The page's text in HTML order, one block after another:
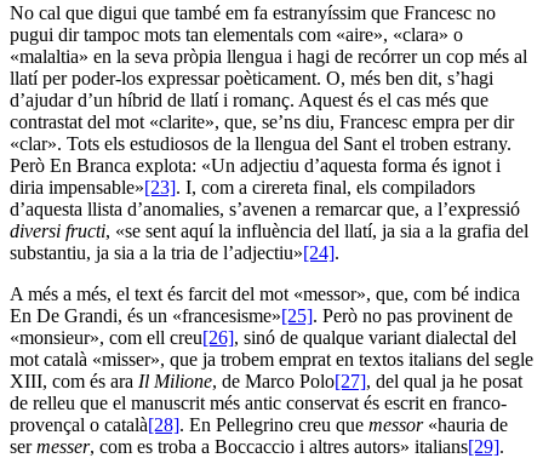
No cal que digui que també em fa estranyíssim que Francesc no
pugui dir tampoc mots tan elementals com «aire», «clara» o
«malaltia» en la seva pròpia llengua i hagi de recórrer un cop més al
llatí per poder-los expressar poèticament. O, més ben dit, s’hagi
d’ajudar d’un híbrid de llatí i romanç. Aquest és el cas més que
contrastat del mot «clarite», que, se’ns diu, Francesc empra per dir
«clar». Tots els estudiosos de la llengua del Sant el troben estrany.
Però En Branca explota: «Un adjectiu d’aquesta forma és ignot i
diria impensable»[23]. I, com a cirereta final, els compiladors
d’aquesta llista d’anomalies, s’avenen a remarcar que, a l’expressió
diversi fructi, «se sent aquí la influència del llatí, ja sia a la grafia del
substantiu, ja sia a la tria de l’adjectiu»[24].
A més a més, el text és farcit del mot «messor», que, com bé indica
En De Grandi, és un «francesisme»[25]. Però no pas provinent de
«monsieur», com ell creu[26], sinó de qualque variant dialectal del
mot català «misser», que ja trobem emprat en textos italians del segle
XIII, com és ara Il Milione, de Marco Polo[27], del qual ja he posat
de relleu que el manuscrit més antic conservat és escrit en franco-
provençal o català[28]. En Pellegrino creu que messor«hauria de
sermesser, com es troba a Boccaccio i altres autors» italians[29].